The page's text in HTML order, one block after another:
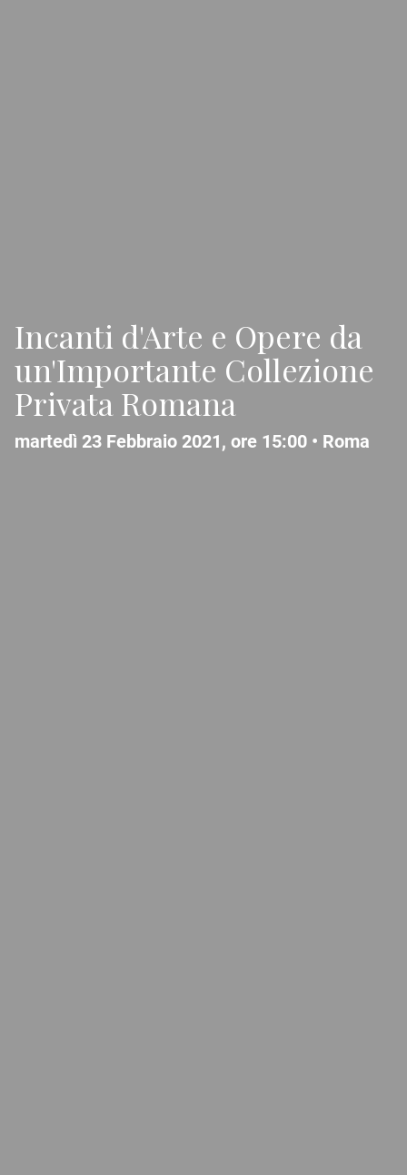
Incanti d'Arte e Opere da
un'Importante Collezione
Privata Romana
martedì 23 Febbraio 2021, ore 15:00 • Roma